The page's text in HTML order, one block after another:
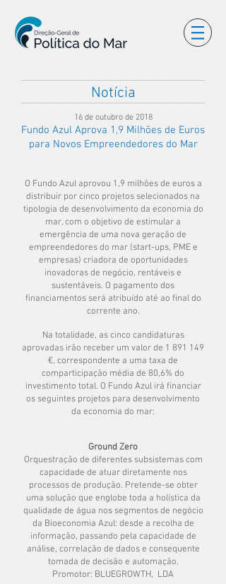
Notícia
16 de outubro de 2018
Fundo Azul Aprova 1,9 Milhões de Euros
para Novos Empreendedores do Mar
O Fundo Azul aprovou 1,9 milhões de euros a
distribuir por cinco projetos selecionados na
tipologia de desenvolvimento da economia do
mar, com o objetivo de estimular a
emergência de uma nova geração de
empreendedores do mar (start-ups, PME e
empresas) criadora de oportunidades
inovadoras de negócio, rentáveis e
sustentáveis. O pagamento dos
financiamentos será atribuído até ao final do
corrente ano.
Na totalidade, as cinco candidaturas
aprovadas irão receber um valor de 1 891 149
€, correspondente a uma taxa de
comparticipação média de 80,6% do
investimento total. O Fundo Azul irá financiar
os seguintes projetos para desenvolvimento
da economia do mar:
Ground Zero
Orquestração de diferentes subsistemas com
capacidade de atuar diretamente nos
processos de produção. Pretende-se obter
uma solução que englobe toda a holística da
qualidade de água nos segmentos de negócio
da Bioeconomia Azul: desde a recolha de
informação, passando pela capacidade de
análise, correlação de dados e consequente
tomada de decisão e automação.
Promotor: BLUEGROWTH, LDA